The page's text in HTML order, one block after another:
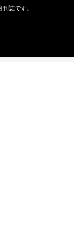
誌です。